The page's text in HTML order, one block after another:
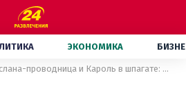
ЭКОНОМИКА
Руслана-проводница и Кароль в шпагате: LAUD заснул в поезде и стал звездой мемов